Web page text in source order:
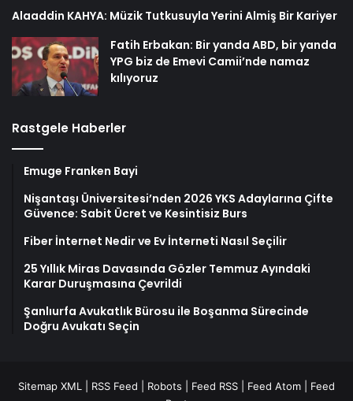
Alaaddin KAHYA: Müzik Tutkusuyla Yerini Almiş Bir Kariyer
Fatih Erbakan: Bir yanda ABD, bir yanda
YPG biz de Emevi Camii’nde namaz
kılıyoruz
Rastgele Haberler
Emuge Franken Bayi
Nişantaşı Üniversitesi’nden 2026 YKS Adaylarına Çifte
Güvence: Sabit Ücret ve Kesintisiz Burs
Fiber İnternet Nedir ve Ev İnterneti Nasıl Seçilir
25 Yıllık Miras Davasında Gözler Temmuz Ayındaki
Karar Duruşmasına Çevrildi
Şanlıurfa Avukatlık Bürosu ile Boşanma Sürecinde
Doğru Avukatı Seçin
Sitemap XML RSS Feed Robots Feed RSS Feed Atom
Feed